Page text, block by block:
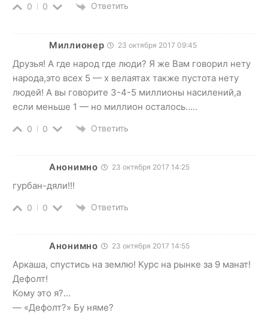
0 0 Ответить
Миллионер 23 октября 2017 09:45
Друзья! А где народ где люди? Я же Вам говорил нету
народа,это всех 5 — х велаятах также пустота нету
людей! А вы говорите 3-4-5 миллионы насилений,а
если меньше 1 — но миллион осталось…..
0 0 Ответить
Анонимно 23 октября 2017 14:25
гурбан-дяли!!!
0 0 Ответить
Анонимно 23 октября 2017 14:55
Аркаша, спустись на землю! Курс на рынке за 9 манат!
Дефолт!
Кому это я?…
— «Дефолт?» Бу няме?